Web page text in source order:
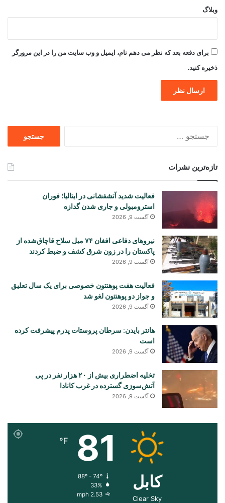
وبلاگ
برای دفعه بعد که نظر می دهم نام، ایمیل و وب سایت من را در این مرورگر
ذخیره کنید.
تازه‌ترین نشرات
فعالیت شدید آتشفشانی در ایتالیا؛ فوران
استرومبولی و جاری شدن گدازه
آگست 9, 2026
نیروهای دفاعی افغان ۷۴ میل سلاح قاچاق‌شده از
پاکستان را در زون شرق کشف و ضبط کردند
آگست 9, 2026
فعالیت هفت پوهنتون خصوصی برای یک سال تعلیق
و جواز دو پوهنتون لغو شد
آگست 9, 2026
هانتر بایدن: سرطان پروستات پدرم پیشرفت کرده
است
آگست 9, 2026
تخلیه اضطراری بیش از ۲۰ هزار نفر در پی
آتش‌سوزی گسترده در غرب کانادا
آگست 9, 2026
کابل
Clear Sky
81
℉
88º - 74º
33%
2.53 mph